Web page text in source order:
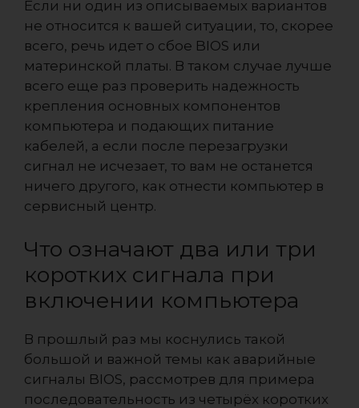
Если ни один из описываемых вариантов
не относится к вашей ситуации, то, скорее
всего, речь идет о сбое BIOS или
материнской платы. В таком случае лучше
всего еще раз проверить надежность
крепления основных компонентов
компьютера и подающих питание
кабелей, а если после перезагрузки
сигнал не исчезает, то вам не останется
ничего другого, как отнести компьютер в
сервисный центр.
Что означают два или три
коротких сигнала при
включении компьютера
В прошлый раз мы коснулись такой
большой и важной темы как аварийные
сигналы BIOS, рассмотрев для примера
последовательность из четырёх коротких